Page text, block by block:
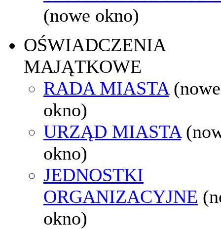
(nowe okno)
OŚWIADCZENIA
MAJĄTKOWE
RADA MIASTA (nowe
okno)
URZĄD MIASTA
okno)
JEDNOSTKI
ORGANIZACYJNE
okno)